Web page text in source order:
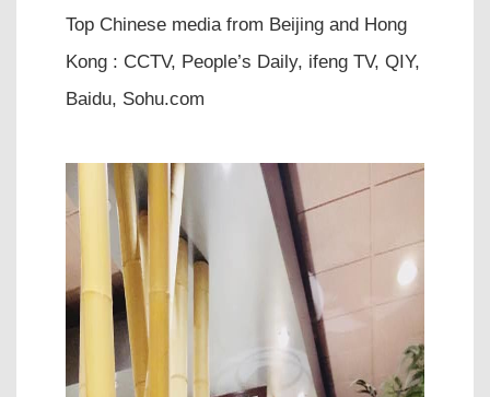
Top Chinese media from Beijing and Hong
Kong : CCTV, People’s Daily, ifeng TV, QIY,
Baidu, Sohu.com